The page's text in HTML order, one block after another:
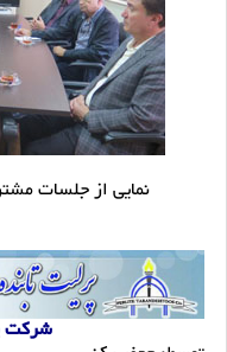
نمایی از جلسات
شرکت